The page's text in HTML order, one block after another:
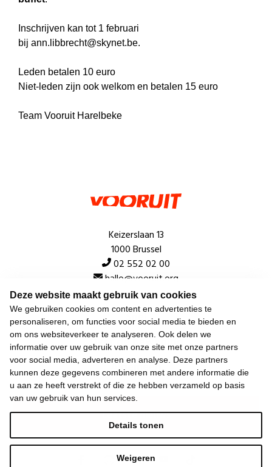
Deze website maakt gebruik van cookies
We gebruiken cookies om content en advertenties te
personaliseren, om functies voor social media te bieden en
om ons websiteverkeer te analyseren. Ook delen we
informatie over uw gebruik van onze site met onze partners
voor social media, adverteren en analyse. Deze partners
kunnen deze gegevens combineren met andere informatie die
u aan ze heeft verstrekt of die ze hebben verzameld op basis
van uw gebruik van hun services.
Weigeren
Details tonen
Inschrijven kan tot 1 februari
bijann.libbrecht@skynet.be.
Leden betalen 10 euro
Niet-leden zijn ook welkom en betalen 15 euro
Team Vooruit Harelbeke
Keizerslaan 13
1000 Brussel
02 552 02 00
hallo@vooruit.org
Snel
Over de beweging
Algemeen
Laatste nieuws